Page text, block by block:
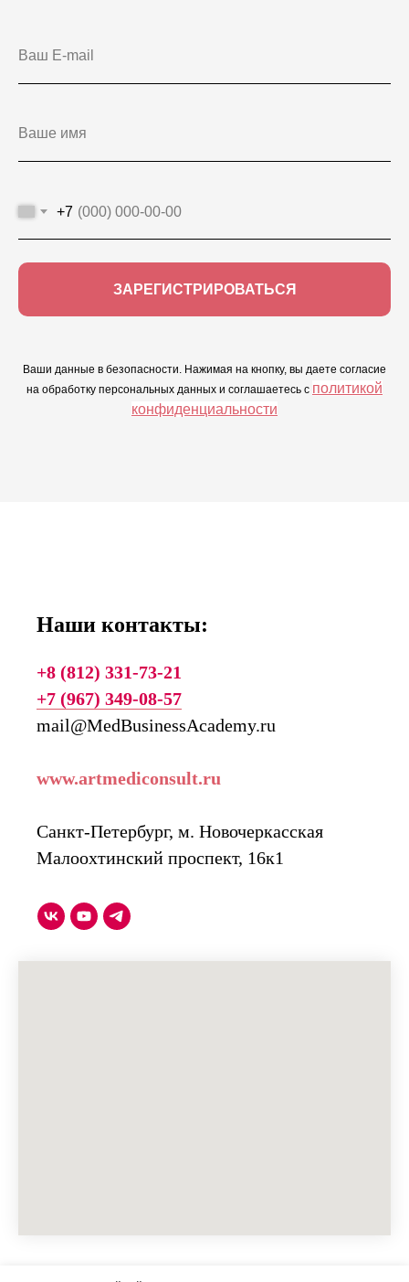
+7
ЗАРЕГИСТРИРОВАТЬСЯ
Ваши данные в безопасности. Нажимая на кнопку, вы даете согласие
на обработку персональных данных и соглашаетесь c политикой
конфиденциальности
Наши контакты:
+8 (812) 331-73-21
+7 (967) 349-08-57
mail@MedBusinessAcademy.ru
www.artmediconsult.ru
Санкт-Петербург, м. Новочеркасская
Малоохтинский проспект, 16к1